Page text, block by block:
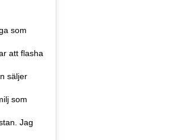
som
att flasha
säljer
som
Jag